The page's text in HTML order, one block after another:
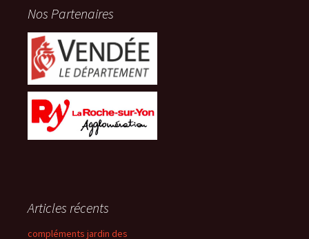
Nos Partenaires
Articles récents
compléments jardin des